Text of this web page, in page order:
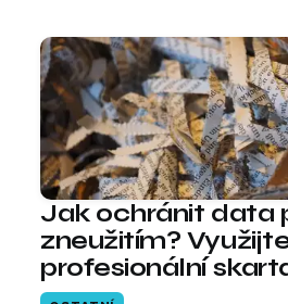
Jak ochránit data
zneužitím?
profesionální